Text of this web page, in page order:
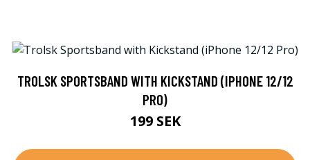
TROLSK SPORTSBAND WITH KICKSTAND (IPHONE 12/12
PRO)
199 SEK